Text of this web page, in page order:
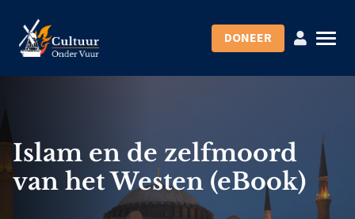
DONEER
Islam en de zelfmoord
van het Westen (eBook)